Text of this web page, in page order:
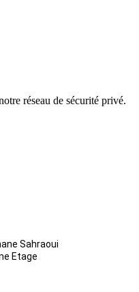
réseau de sécurité privé.
Sahraoui
Etage